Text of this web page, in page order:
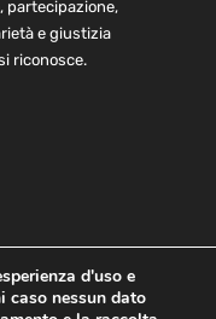
partecipazione,
e giustizia
riconosce.
Contatti
d'uso e
caso nessun dato